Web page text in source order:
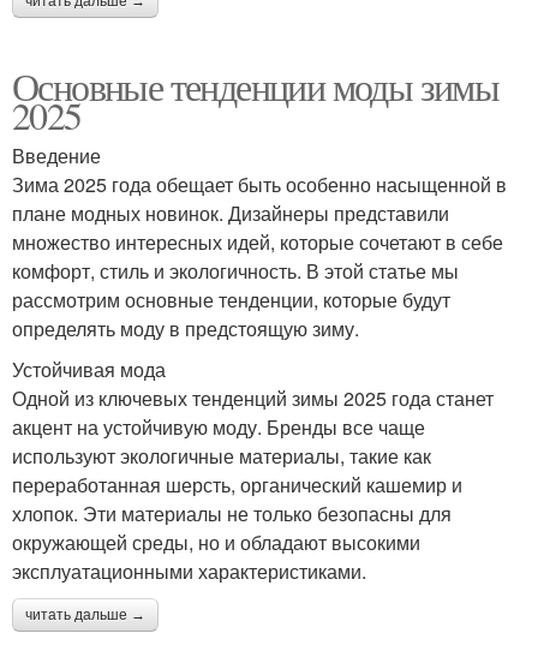
Основные тенденции моды зимы
2025
Введение
Зима 2025 года обещает быть особенно насыщенной в
плане модных новинок. Дизайнеры представили
множество интересных идей, которые сочетают в себе
комфорт, стиль и экологичность. В этой статье мы
рассмотрим основные тенденции, которые будут
определять моду в предстоящую зиму.
Устойчивая мода
Одной из ключевых тенденций зимы 2025 года станет
акцент на устойчивую моду. Бренды все чаще
используют экологичные материалы, такие как
переработанная шерсть, органический кашемир и
хлопок. Эти материалы не только безопасны для
окружающей среды, но и обладают высокими
эксплуатационными характеристиками.
читать дальше →